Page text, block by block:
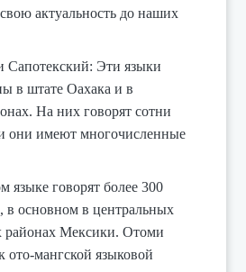
актуальность до наших
Эти языки
в штате Оахака и в
На них говорят сотни
они имеют многочисленные
языке говорят более 300
в основном в центральных
районах Мексики. Отоми
ото-мангской языковой